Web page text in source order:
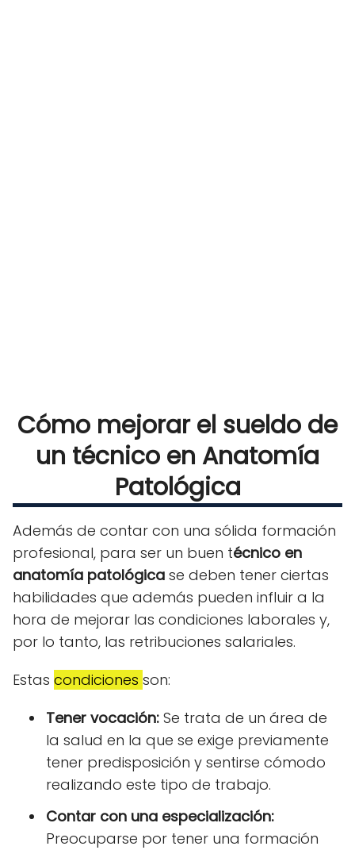
Cómo mejorar el sueldo de
un técnico en Anatomía
Patológica
Además de contar con una sólida formación
profesional, para ser un buen técnico en
anatomía patológica se deben tener ciertas
habilidades que además pueden influir a la
hora de mejorar las condiciones laborales y,
por lo tanto, las retribuciones salariales.
Estas condiciones son:
Tener vocación: Se trata de un área de
la salud en la que se exige previamente
tener predisposición y sentirse cómodo
realizando este tipo de trabajo.
Contar con una especialización:
Preocuparse por tener una formación